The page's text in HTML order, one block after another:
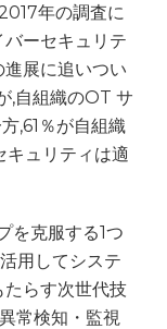
年の調査に
ーセキュリテ
進展に追いつい
,自組織のOT サ
,61％が自組織
キュリティは適
を克服する1つ
用してシステ
たらす次世代技
常検知・監視